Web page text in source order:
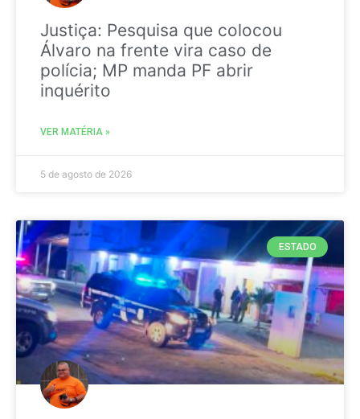
Justiça: Pesquisa que colocou
Álvaro na frente vira caso de
polícia; MP manda PF abrir
inquérito
VER MATÉRIA »
5 de agosto de 2026
ESTADO